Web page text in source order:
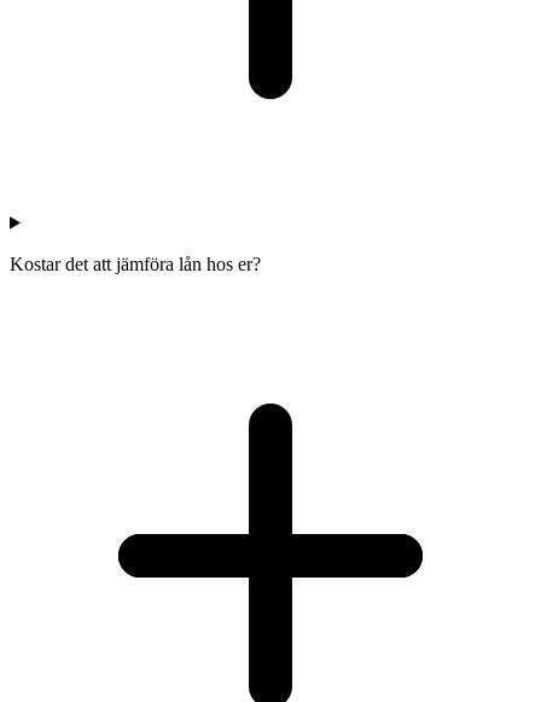
Kostar det att jämföra lån hos er?